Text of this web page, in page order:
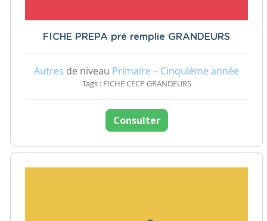
FICHE PREPA pré remplie GRANDEURS
Autres de niveau Primaire – Cinquième année
Tags : FICHE CECP GRANDEURS
Consulter